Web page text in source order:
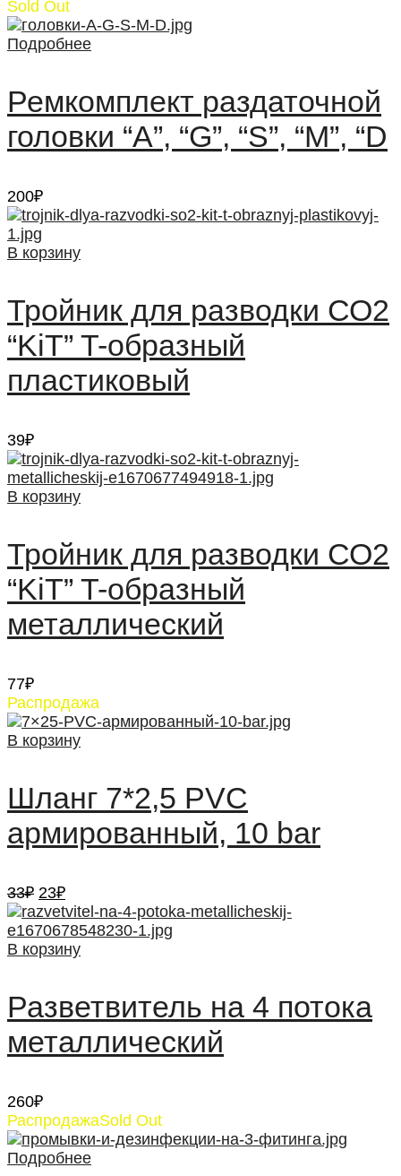
составляла
412₽.
312₽.
Sold Out
Подробнее
Ремкомплект раздаточной
головки “А”, “G”, “S”, “M”, “D
200₽
В корзину
Тройник для разводки СО2
“KiT” T-образный
пластиковый
39₽
В корзину
Тройник для разводки СО2
“KiT” T-образный
металлический
77₽
Распродажа
В корзину
Шланг 7*2,5 PVC
армированный, 10 bar
33₽ Первоначальная
цена
составляла
33₽.
23₽Текущая
цена:
23₽.
В корзину
Разветвитель на 4 потока
металлический
260₽
РаспродажаSold Out
Подробнее